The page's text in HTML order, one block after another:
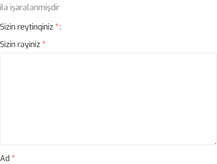
ilə işarələnmişdir
Sizin reytinqiniz *
Sizin rəyiniz *
Ad *